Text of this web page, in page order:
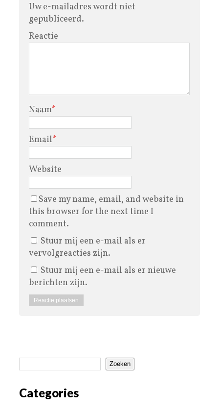
Uw e-mailadres wordt niet
gepubliceerd.
Reactie
Naam*
Email*
Website
Save my name, email, and website in
this browser for the next time I
comment.
Stuur mij een e-mail als er
vervolgreacties zijn.
Stuur mij een e-mail als er nieuwe
berichten zijn.
Zoeken
Categories